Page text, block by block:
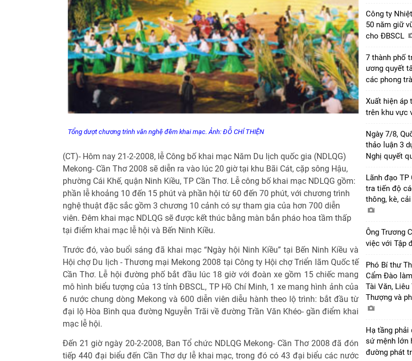
Tổng dượt chương trình văn nghệ đêm khai mạc. Ảnh: ĐỖ CHÍ THIỆN
(CT)- Hôm nay 21-2-2008, lễ Công bố khai mạc Năm Du lịch quốc gia (NDLQG)
Mekong- Cần Thơ 2008 sẽ diễn ra vào lúc 20 giờ tại khu Bãi Cát, cặp sông Hậu,
phường Cái Khế, quận Ninh Kiều, TP Cần Thơ. Lễ công bố khai mạc NDLQG gồm:
phần lễ khoảng 10 đến 15 phút và phần hội từ 60 đến 70 phút, với chương trình
nghệ thuật đặc sắc gồm 3 chương 10 cảnh có sự tham gia của hơn 700 diễn
viên. Đêm khai mạc NDLQG sẽ được kết thúc bằng màn bắn pháo hoa tầm thấp
tại điểm khai mạc lễ hội và Bến Ninh Kiều.
Trước đó, vào buổi sáng đã khai mạc “Ngày hội Ninh Kiều” tại Bến Ninh Kiều và
Hội chợ Du lịch - Thương mại Mekong 2008 tại Công ty Hội chợ Triển lãm Quốc tế
Cần Thơ. Lễ hội đường phố bắt đầu lúc 18 giờ với đoàn xe gồm 15 chiếc mang
mô hình biểu tượng của 13 tỉnh ĐBSCL, TP Hồ Chí Minh, 1 xe mang hình ảnh của
6 nước chung dòng Mekong và 600 diễn viên diễu hành theo lộ trình: bắt đầu từ
đại lộ Hòa Bình qua đường Nguyễn Trãi về đường Trần Văn Khéo- gần điểm khai
mạc lễ hội.
Đến 21 giờ ngày 20-2-2008, Ban Tổ chức NDLQG Mekong- Cần Thơ 2008 đã đón
tiếp 440 đại biểu đến Cần Thơ dự lễ khai mạc, trong đó có 43 đại biểu các nước
Công ty
50 năm giữ
cho ĐBSCL
7 thành phố
ương quyết
các phong
Xuất hiện áp
trên khu vực
Ngày 7/8,
thảo luận 3
Nghị quyết
Lãnh đạo TP
tra tiến độ
thông, kè,
Ông Trương
việc với Tập
Phó Bí thư
Cẩm Đào
Tài Văn,
Thượng và
Hạ tầng
sứ mệnh lớn
đường phát